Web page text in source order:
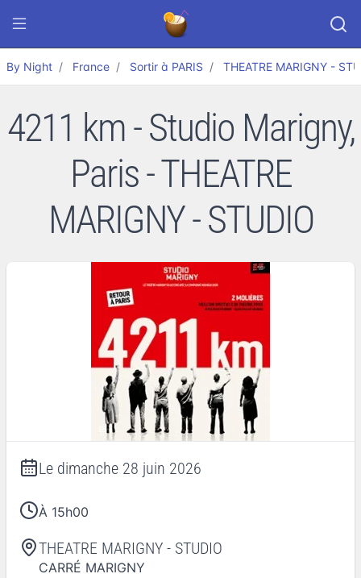
By Night France Sortir à PARIS THEATRE MARIGNY -
4211 km - Studio Marigny,
Paris - THEATRE
MARIGNY - STUDIO
Le dimanche 28 juin 2026
À 15h00
THEATRE MARIGNY - STUDIO
CARRÉ MARIGNY